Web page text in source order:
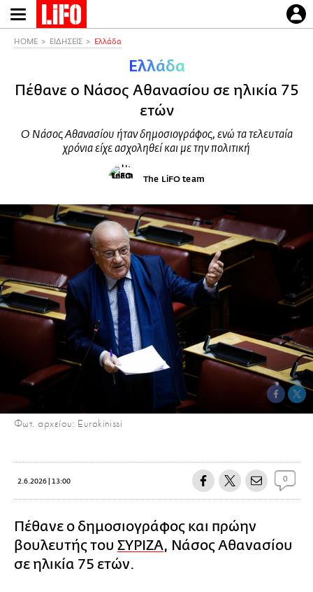
Παράκαμψη
προς
HOME ΕΙΔΗΣΕΙΣ Ελλάδα
Ελλάδα
Πέθανε ο Νάσος Αθανασίου σε ηλικία 75
ετών
Ο Νάσος Αθανασίου ήταν δημοσιογράφος, ενώ τα τελευταία
χρόνια είχε ασχοληθεί και με την πολιτική
The LiFO team
Φωτ. αρχείου: Eurokinissi
2.6.2026 | 13:00 0
Πέθανε ο δημοσιογράφος και πρώην
βουλευτής του ΣΥΡΙΖΑ, Νάσος Αθανασίου
σε ηλικία 75 ετών.